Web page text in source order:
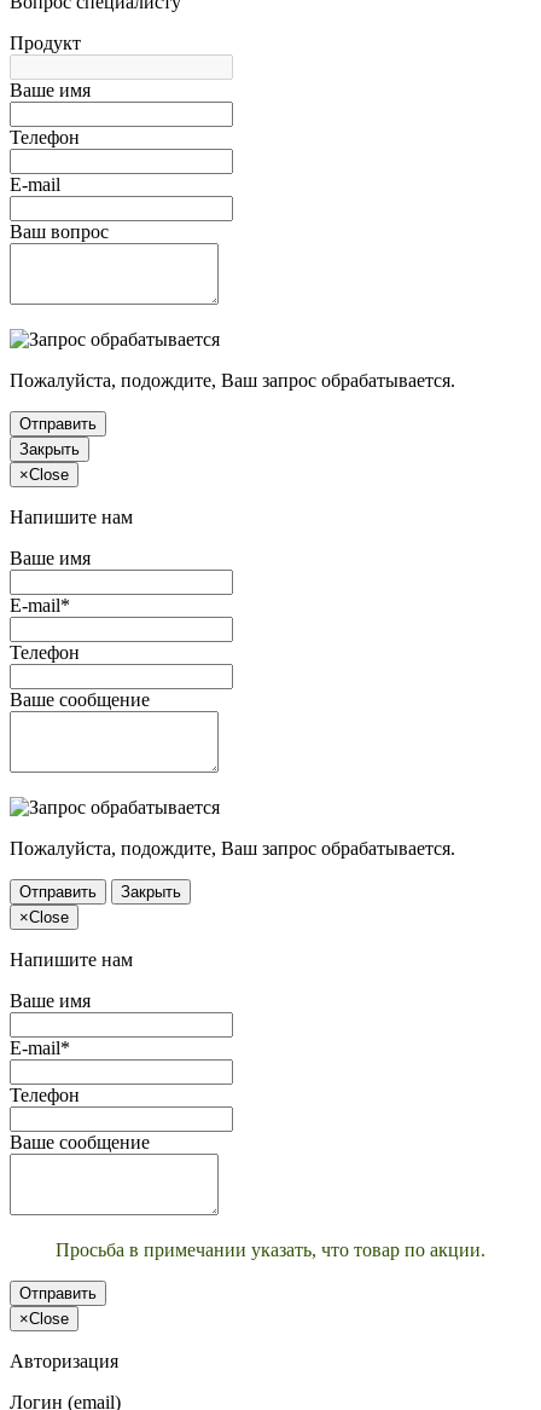
Продукт
Ваше имя
Телефон
E-mail
Ваш вопрос
Пожалуйста, подождите, Ваш запрос обрабатывается.
Отправить
Закрыть
×Close
Напишите нам
Ваше имя
E-mail*
Телефон
Ваше сообщение
Пожалуйста, подождите, Ваш запрос обрабатывается.
Отправить
Закрыть
×Close
Напишите нам
Ваше имя
E-mail*
Телефон
Ваше сообщение
Просьба в примечании указать, что товар по акции.
Отправить
×Close
Авторизация
Логин (email)